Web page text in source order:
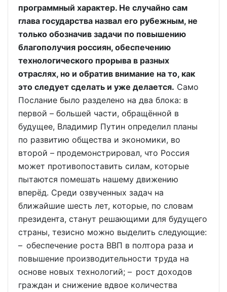
программный характер. Не случайно сам
глава государства назвал его рубежным, не
только обозначив задачи по повышению
благополучия россиян, обеспечению
технологического прорыва в разных
отраслях, но и обратив внимание на то, как
это следует сделать и уже делается. Само
Послание было разделено на два блока: в
первой – большей части, обращённой в
будущее, Владимир Путин определил планы
по развитию общества и экономики, во
второй – продемонстрировал, что Россия
может противопоставить силам, которые
пытаются помешать нашему движению
вперёд. Среди озвученных задач на
ближайшие шесть лет, которые, по словам
президента, станут решающими для будущего
страны, тезисно можно выделить следующие:
– обеспечение роста ВВП в полтора раза и
повышение производительности труда на
основе новых технологий; – рост доходов
граждан и снижение вдвое количества